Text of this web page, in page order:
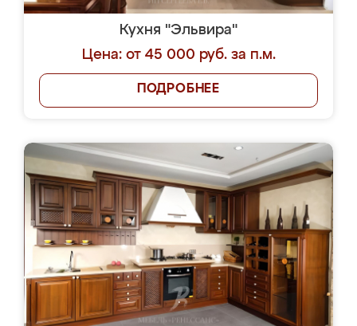
Кухня "Эльвира"
Цена: от 45 000 руб. за п.м.
ПОДРОБНЕЕ